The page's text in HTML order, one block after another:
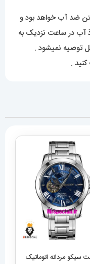
ضد آب خواهد بود و
آب در ساعت نزدیک به
توصیه نمیشود .
کنید .
سیکو مردانه اتوماتیک